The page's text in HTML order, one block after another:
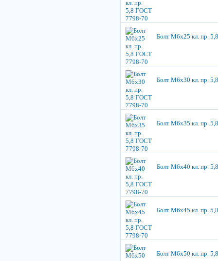
Болт М6х25 кл. пр.
Болт М6х30 кл. пр.
Болт М6х35 кл. пр.
Болт М6х40 кл. пр.
Болт М6х45 кл. пр.
Болт М6х50 кл. пр.